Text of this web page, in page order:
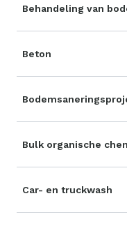
Behandeling van
Beton
Bulk organische
Car- en truckwash